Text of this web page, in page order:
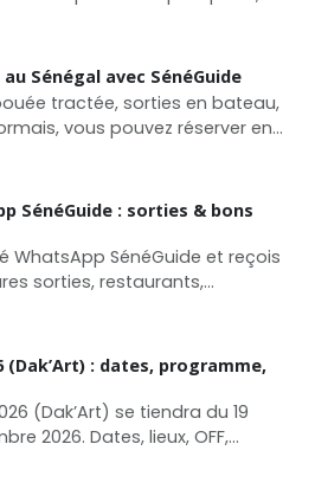
et bons plans : le guide
Sénégal avec SénéGuide
tractée, sorties en bateau,
vous pouvez réserver en
sur SénéGuide.
SénéGuide : sorties & bons
WhatsApp SénéGuide et reçois
sorties, restaurants,
à Dakar et au Sénégal.
(Dak’Art) : dates, programme,
(Dak’Art) se tiendra du 19
2026. Dates, lieux, OFF,
séjour culturel à Dakar.